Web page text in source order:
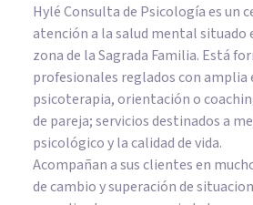
Hylé Consulta de Psicología es un
atención a la salud mental situado
zona de la Sagrada Familia. Está
profesionales reglados con amplia
psicoterapia, orientación o
de pareja; servicios destinados a
psicológico y la calidad de vida.
Acompañan a sus clientes en
de cambio y superación de